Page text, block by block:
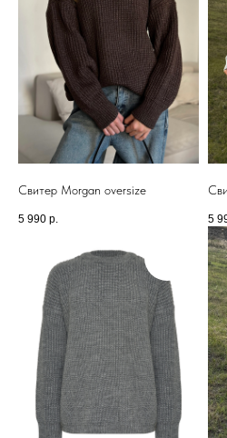
Свитер Morgan oversize
5 990 р. 5